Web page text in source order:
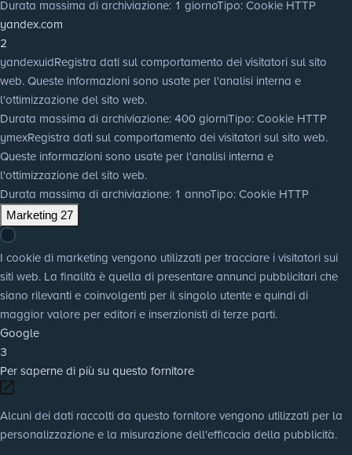
Durata massima di archiviazione: 1 giornoTipo: Cookie HTTP
yandex.com
2
yandexuidRegistra dati sul comportamento dei visitatori sul sito
web. Queste informazioni sono usate per l'analisi interna e
l'ottimizzazione del sito web.
Durata massima di archiviazione: 400 giorniTipo: Cookie HTTP
ymexRegistra dati sul comportamento dei visitatori sul sito web.
Queste informazioni sono usate per l'analisi interna e
l'ottimizzazione del sito web.
Durata massima di archiviazione: 1 annoTipo: Cookie HTTP
Marketing 27
I cookie di marketing vengono utilizzati per tracciare i visitatori sui
siti web. La finalità è quella di presentare annunci pubblicitari che
siano rilevanti e coinvolgenti per il singolo utente e quindi di
maggior valore per editori e inserzionisti di terze parti.
Google
3
Per saperne di più su questo fornitore
Alcuni dei dati raccolti da questo fornitore vengono utilizzati per la
personalizzazione e la misurazione dell'efficacia della pubblicità.